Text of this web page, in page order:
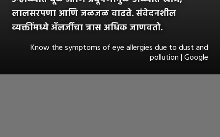
लालसरपणा आणि जळजळ वाढते. संवेदनशील
व्यक्तींमध्ये ॲलर्जीचा त्रास अधिक जाणवतो.
Know the symptoms of eye allergies due to dust and
pollution | Google